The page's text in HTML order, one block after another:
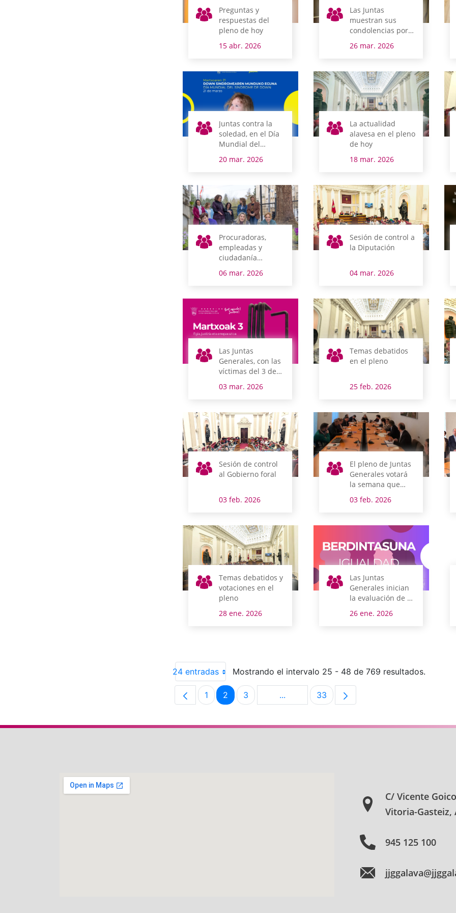
Preguntas y
respuestas del
pleno de hoy
15 abr. 2026
Las Juntas
muestran sus
condolencias por
pintor Javier Ortiz
26 mar. 2026
Juntas contra la
soledad, en el Día
Mundial del
20 mar. 2026
La actualidad
alavesa en el pleno
de hoy
18 mar. 2026
Procuradoras,
empleadas y
ciudadanía
Igualdad
06 mar. 2026
Sesión de control a
la Diputación
04 mar. 2026
Las Juntas
Generales, con las
víctimas del 3 de
Gasteiz
03 mar. 2026
Temas debatidos
en el pleno
25 feb. 2026
Sesión de control
al Gobierno foral
03 feb. 2026
El pleno de Juntas
Generales votará
la semana que
viene la revocación
de los títulos
concedidos a
Franco y Mola
03 feb. 2026
Temas debatidos y
votaciones en el
pleno
28 ene. 2026
Las Juntas
Generales inician
la evaluación de su
26 ene. 2026
24 entradas Mostrando el intervalo 25 - 48 de 769 resultados.
Página
1 Página
2 Página
3 ...Páginas intermedias Use TAB para
Página
33
C/ Vicente
Vitoria-Gasteiz,
945 125 100